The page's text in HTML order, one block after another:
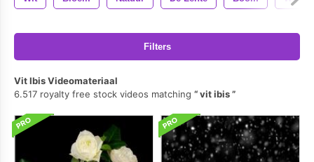
Filters
Vit Ibis Videomateriaal
6.517 royalty free stock videos matching
vit ibis